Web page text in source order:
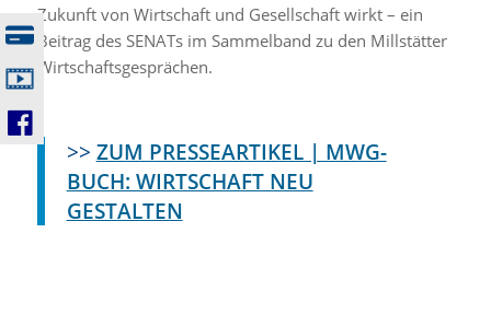
Zukunft von Wirtschaft und Gesellschaft wirkt – ein
Beitrag des SENATs im Sammelband zu den Millstätter
Wirtschaftsgesprächen.
>> ZUM PRESSEARTIKEL | MWG-
BUCH: WIRTSCHAFT NEU
GESTALTEN